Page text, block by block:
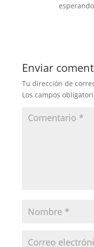
Enviar
Tu dirección de
Los campos